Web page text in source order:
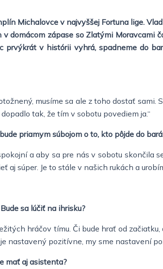
Michalovce v najvyššej Fortuna lige.
domácom zápase so Zlatými Moravcami
v histórii vyhrá, spadneme do
musíme sa ale z toho dostať
tak, že tím v sobotu povediem ja.“
priamym súbojom o to, kto pôjde do
a aby sa pre nás v sobotu skončila
súper. Je to stále v našich rukách a
sa lúčiť na ihrisku?
hráčov tímu. Či bude hrať od
nastavený pozitívne, my sme nastavení
mať aj asistenta?